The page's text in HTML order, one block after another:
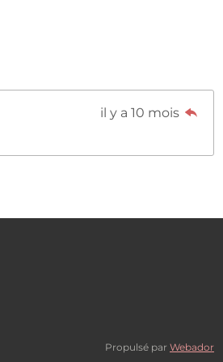
il y a 10 mois
Propulsé par Webador